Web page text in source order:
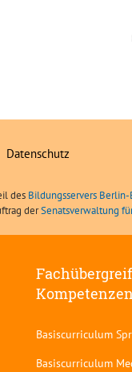
Datenschutz
des Bildungsservers
derSenatsverwaltung
Basiscurriculum
Basiscurriculum